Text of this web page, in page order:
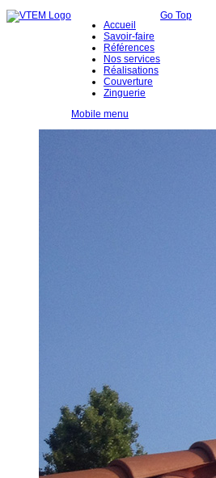
Accueil
Savoir-faire
Références
Nos services
Réalisations
Couverture
Zinguerie
Mobile menu
Go Top